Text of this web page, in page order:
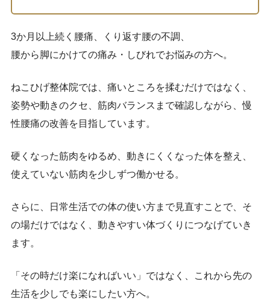
3か月以上続く腰痛、くり返す腰の不調、
腰から脚にかけての痛み・しびれでお悩みの方へ。
ねこひげ整体院では、痛いところを揉むだけではなく、
姿勢や動きのクセ、筋肉バランスまで確認しながら、慢
性腰痛の改善を目指しています。
硬くなった筋肉をゆるめ、動きにくくなった体を整え、
使えていない筋肉を少しずつ働かせる。
さらに、日常生活での体の使い方まで見直すことで、そ
の場だけではなく、動きやすい体づくりにつなげていき
ます。
「その時だけ楽になればいい」ではなく、これから先の
生活を少しでも楽にしたい方へ。